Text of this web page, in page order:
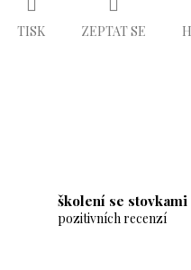
TISK ZEPTAT SE
školení se stovkami
pozitivních recenzí